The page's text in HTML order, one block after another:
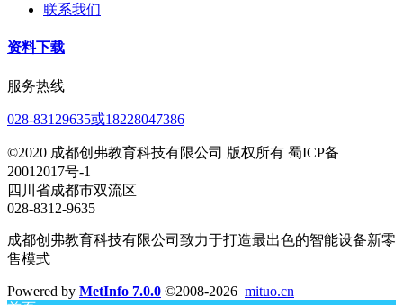
联系我们
资料下载
服务热线
028-83129635或18228047386
©2020 成都创弗教育科技有限公司 版权所有 蜀ICP备
20012017号-1
四川省成都市双流区
028-8312-9635
成都创弗教育科技有限公司致力于打造最出色的智能设备新零
售模式
Powered by MetInfo 7.0.0 ©2008-2026 mituo.cn